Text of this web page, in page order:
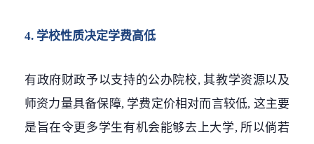
4. 学校性质决定学费高低
有政府财政予以支持的公办院校, 其教学资源以及
师资力量具备保障, 学费定价相对而言较低, 这主要
是旨在令更多学生有机会能够去上大学, 所以倘若